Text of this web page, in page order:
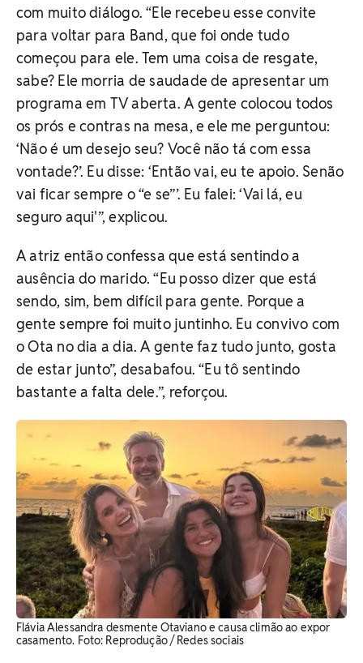
com muito diálogo. “Ele recebeu esse convite
para voltar para Band, que foi onde tudo
começou para ele. Tem uma coisa de resgate,
sabe? Ele morria de saudade de apresentar um
programa em TV aberta. A gente colocou todos
os prós e contras na mesa, e ele me perguntou:
‘Não é um desejo seu? Você não tá com essa
vontade?’. Eu disse: ‘Então vai, eu te apoio. Senão
vai ficar sempre o “e se”’. Eu falei: ‘Vai lá, eu
seguro aqui'”, explicou.
A atriz então confessa que está sentindo a
ausência do marido. “Eu posso dizer que está
sendo, sim, bem difícil para gente. Porque a
gente sempre foi muito juntinho. Eu convivo com
o Ota no dia a dia. A gente faz tudo junto, gosta
de estar junto”, desabafou. “Eu tô sentindo
bastante a falta dele.”, reforçou.
Flávia Alessandra desmente Otaviano e causa climão ao expor
casamento. ​Foto: Reprodução / Redes sociais